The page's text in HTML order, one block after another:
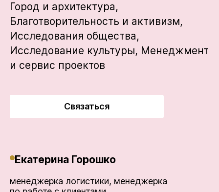
Город и архитектура,
Благотворительность и активизм,
Исследования общества,
Исследование культуры, Менеджмент
и сервис проектов
Связаться
Екатерина Горошко
менеджерка логистики, менеджерка